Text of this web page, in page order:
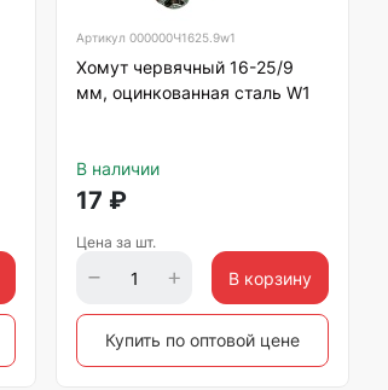
Артикул 000000Ч1625.9w1
Хомут червячный 16-25/9
мм, оцинкованная сталь W1
В наличии
17 ₽
Цена за шт.
В корзину
Купить по оптовой цене